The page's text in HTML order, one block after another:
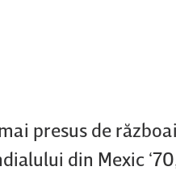
presus de
din Mexic